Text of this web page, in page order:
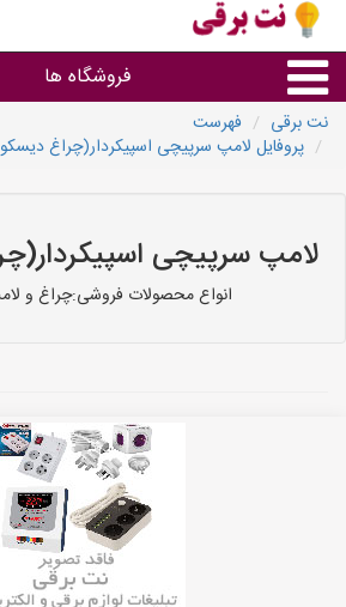
فروشگاه ها
روشنایی و نورپردازی
فروشنده های لوازم
نت برقی
فهرست
پروفایل لامپ سرپیچی اسپیکردار(چراغ
لامپ سرپیچی
انواع محصولات فروشی:چراغ و